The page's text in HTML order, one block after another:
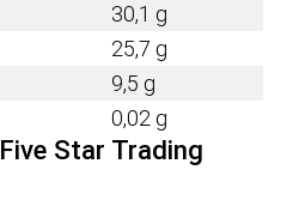
30,1 g
25,7 g
9,5 g
0,02 g
Star Trading